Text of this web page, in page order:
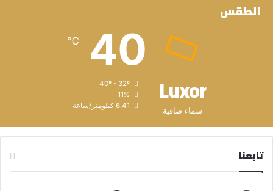
الطقس
Luxor
سماء صافية
40
℃
40º - 32º
11%
6.41 كيلومتر/ساعة
تابعنا